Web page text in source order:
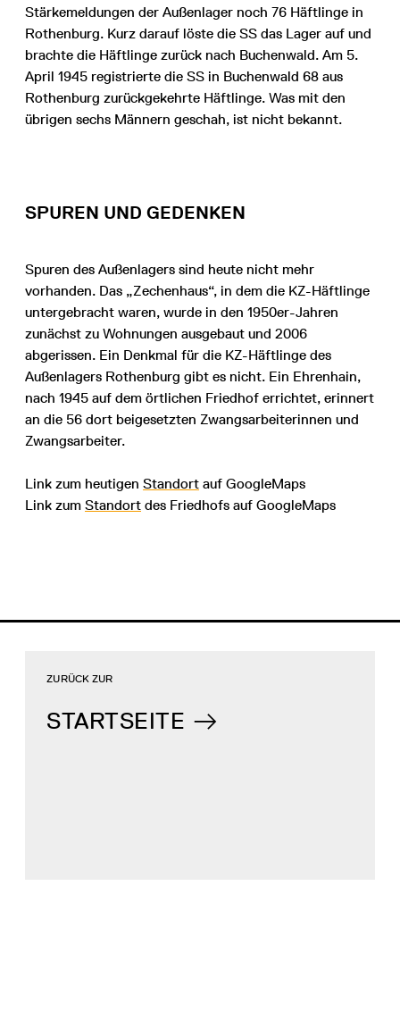
Stärkemeldungen der Außenlager noch 76 Häftlinge in
Rothenburg. Kurz darauf löste die SS das Lager auf und
brachte die Häftlinge zurück nach Buchenwald. Am 5.
April 1945 registrierte die SS in Buchenwald 68 aus
Rothenburg zurückgekehrte Häftlinge. Was mit den
übrigen sechs Männern geschah, ist nicht bekannt.
SPUREN UND GEDENKEN
Spuren des Außenlagers sind heute nicht mehr
vorhanden. Das „Zechenhaus“, in dem die KZ-Häftlinge
untergebracht waren, wurde in den 1950er-Jahren
zunächst zu Wohnungen ausgebaut und 2006
abgerissen. Ein Denkmal für die KZ-Häftlinge des
Außenlagers Rothenburg gibt es nicht. Ein Ehrenhain,
nach 1945 auf dem örtlichen Friedhof errichtet, erinnert
an die 56 dort beigesetzten Zwangsarbeiterinnen und
Zwangsarbeiter.
Link zum heutigen Standort auf GoogleMaps
Link zum Standort des Friedhofs auf GoogleMaps
STARTSEITE
ZURÜCK ZUR